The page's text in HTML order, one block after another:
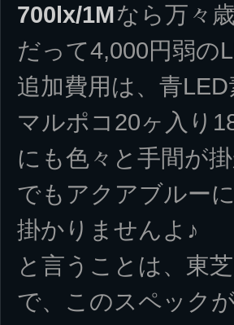
700lx/1Mなら万々
だって4,000円弱の
追加費用は、青
マルポコ20ヶ入り
にも色々と手間が
でもアクアブルー
掛かりませんよ♪
と言うことは、東
で、このスペック